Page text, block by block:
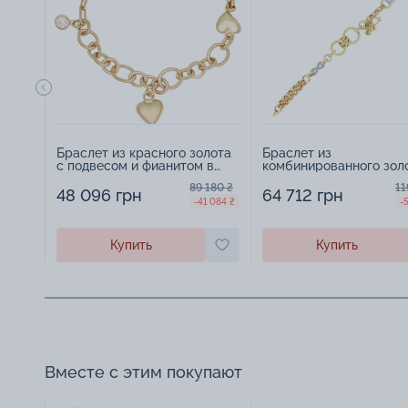
Браслет из красного золота
с подвесом и фианитом в
886229
48 096 грн 89 180 ₴
-41 084 ₴
Купить
Браслет из
комбинированного
плетение шопард -
64 712 грн -
Купить
Вместе с этим покупают